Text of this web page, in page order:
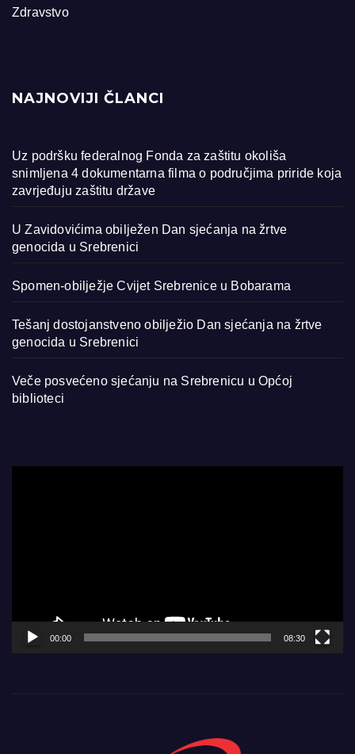
Zdravstvo
NAJNOVIJI ČLANCI
Uz podršku federalnog Fonda za zaštitu okoliša
snimljena 4 dokumentarna filma o područjima priride koja
zavrjeđuju zaštitu države
U Zavidovićima obilježen Dan sjećanja na žrtve
genocida u Srebrenici
Spomen-obilježje Cvijet Srebrenice u Bobarama
Tešanj dostojanstveno obilježio Dan sjećanja na žrtve
genocida u Srebrenici
Veče posvećeno sjećanju na Srebrenicu u Općoj
biblioteci
00:00 08:30